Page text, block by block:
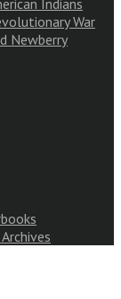
Indians
War
Newberry